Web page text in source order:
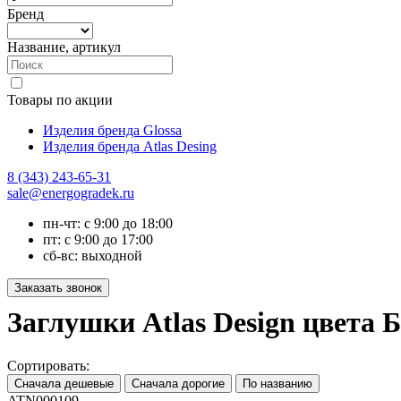
Бренд
Название, артикул
Товары по акции
Изделия бренда Glossa
Изделия бренда Atlas Desing
8 (343) 243-65-31
sale@energogradek.ru
пн-чт: с 9:00 до 18:00
пт: с 9:00 до 17:00
сб-вс: выходной
Заглушки Atlas Design цвета
Сортировать: